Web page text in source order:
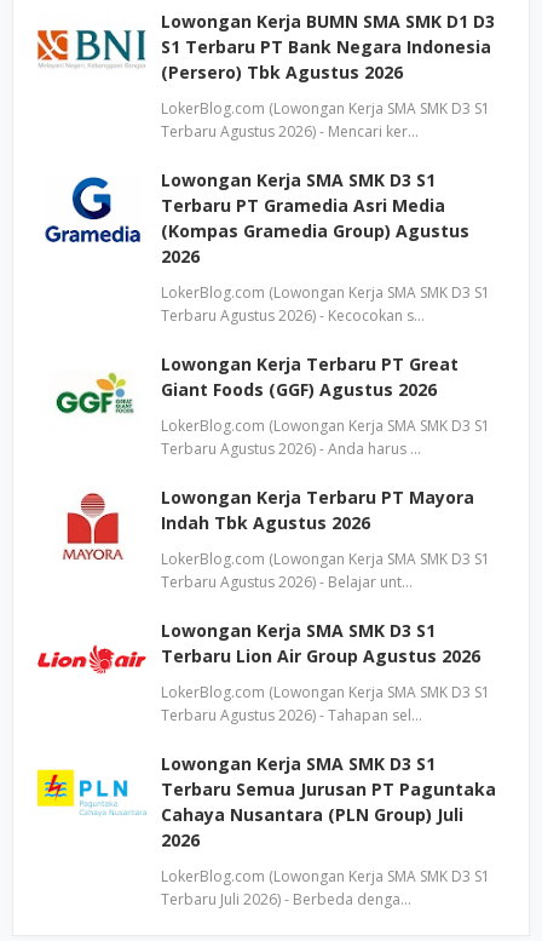
Lowongan Kerja BUMN SMA SMK D1 D3
S1 Terbaru PT Bank Negara Indonesia
(Persero) Tbk Agustus 2026
LokerBlog.com (Lowongan Kerja SMA SMK D3 S1
Terbaru Agustus 2026) - Mencari ker…
Lowongan Kerja SMA SMK D3 S1
Terbaru PT Gramedia Asri Media
(Kompas Gramedia Group) Agustus
2026
LokerBlog.com (Lowongan Kerja SMA SMK D3 S1
Terbaru Agustus 2026) - Kecocokan s…
Lowongan Kerja Terbaru PT Great
Giant Foods (GGF) Agustus 2026
LokerBlog.com (Lowongan Kerja SMA SMK D3 S1
Terbaru Agustus 2026) - Anda harus …
Lowongan Kerja Terbaru PT Mayora
Indah Tbk Agustus 2026
LokerBlog.com (Lowongan Kerja SMA SMK D3 S1
Terbaru Agustus 2026) - Belajar unt…
Lowongan Kerja SMA SMK D3 S1
Terbaru Lion Air Group Agustus 2026
LokerBlog.com (Lowongan Kerja SMA SMK D3 S1
Terbaru Agustus 2026) - Tahapan sel…
Lowongan Kerja SMA SMK D3 S1
Terbaru Semua Jurusan PT Paguntaka
Cahaya Nusantara (PLN Group) Juli
2026
LokerBlog.com (Lowongan Kerja SMA SMK D3 S1
Terbaru Juli 2026) - Berbeda denga…